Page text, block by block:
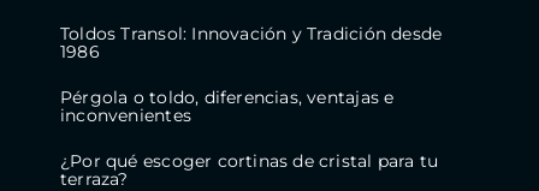
Toldos Transol: Innovación y Tradición desde
1986
Pérgola o toldo, diferencias, ventajas e
inconvenientes
¿Por qué escoger cortinas de cristal para tu
terraza?